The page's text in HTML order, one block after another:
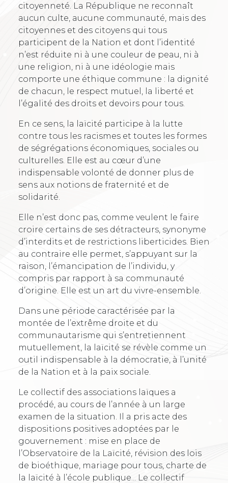
citoyenneté. La République ne reconnaît
aucun culte, aucune communauté, mais des
citoyennes et des citoyens qui tous
participent de la Nation et dont l’identité
n’est réduite ni à une couleur de peau, ni à
une religion, ni à une idéologie mais
comporte une éthique commune : la dignité
de chacun, le respect mutuel, la liberté et
l’égalité des droits et devoirs pour tous.
En ce sens, la laïcité participe à la lutte
contre tous les racismes et toutes les formes
de ségrégations économiques, sociales ou
culturelles. Elle est au cœur d’une
indispensable volonté de donner plus de
sens aux notions de fraternité et de
solidarité.
Elle n’est donc pas, comme veulent le faire
croire certains de ses détracteurs, synonyme
d’interdits et de restrictions liberticides. Bien
au contraire elle permet, s’appuyant sur la
raison, l’émancipation de l’individu, y
compris par rapport à sa communauté
d’origine. Elle est un art du vivre-ensemble.
Dans une période caractérisée par la
montée de l’extrême droite et du
communautarisme qui s’entretiennent
mutuellement, la laïcité se révèle comme un
outil indispensable à la démocratie, à l’unité
de la Nation et à la paix sociale.
Le collectif des associations laïques a
procédé, au cours de l’année à un large
examen de la situation. Il a pris acte des
dispositions positives adoptées par le
gouvernement : mise en place de
l’Observatoire de la Laïcité, révision des lois
de bioéthique, mariage pour tous, charte de
la laïcité à l’école publique... Le collectif